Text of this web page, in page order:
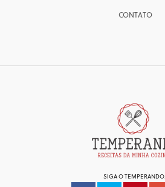
CONTATO
SIGA O TEMPERANDO...